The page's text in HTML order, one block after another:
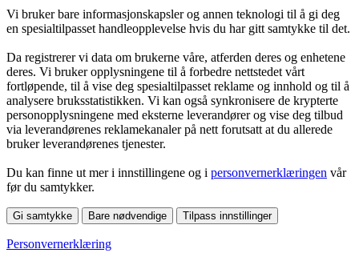
Vi bruker bare informasjonskapsler og annen teknologi til å gi deg
en spesialtilpasset handleopplevelse hvis du har gitt samtykke til det.
Da registrerer vi data om brukerne våre, atferden deres og enhetene
deres. Vi bruker opplysningene til å forbedre nettstedet vårt
fortløpende, til å vise deg spesialtilpasset reklame og innhold og til å
analysere bruksstatistikken. Vi kan også synkronisere de krypterte
personopplysningene med eksterne leverandører og vise deg tilbud
via leverandørenes reklamekanaler på nett forutsatt at du allerede
bruker leverandørenes tjenester.
Du kan finne ut mer i innstillingene og i personvernerklæringen vår
før du samtykker.
Gi samtykke Bare nødvendige Tilpass innstillinger
Personvernerklæring